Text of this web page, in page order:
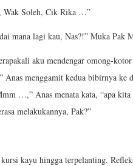
Wak Soleh, Cik Rika …”
mana lagi kau, Nas?!” Muka Pak
aku mendengar omong-
Anas menggamit kedua bibirnya ke
…,” Anas menata kata, “apa
melakukannya, Pak?”
kayu hingga terpelanting.